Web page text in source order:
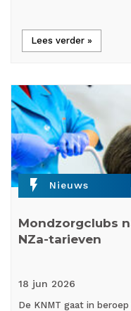
Lees verder »
flash_on Nieuws
Mondzorgclubs
NZa-tarieven
18 jun 2026
De KNMT gaat in